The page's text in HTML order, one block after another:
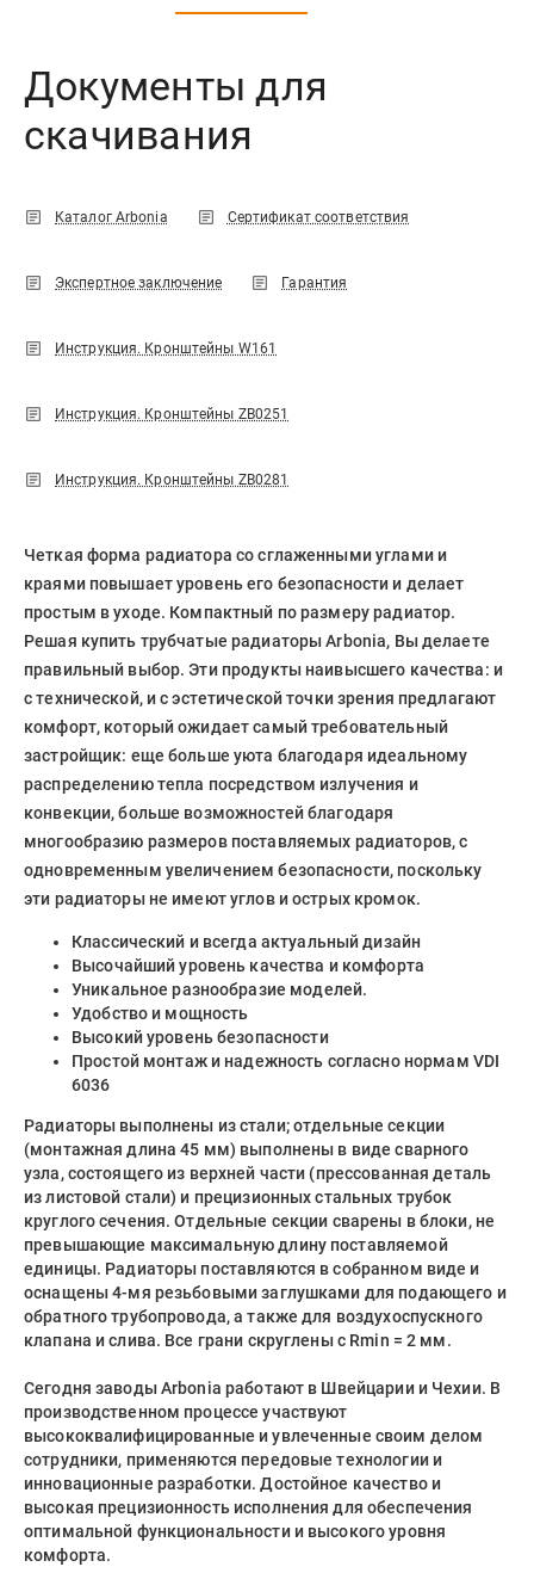
Документы для
скачивания
Каталог Arbonia Сертификат соответствия
Экспертное заключение Гарантия
Инструкция. Кронштейны W161
Инструкция. Кронштейны ZB0251
Инструкция. Кронштейны ZB0281
Четкая форма радиатора со сглаженными углами и
краями повышает уровень его безопасности и делает
простым в уходе. Компактный по размеру радиатор.
Решая купить трубчатые радиаторы Arbonia, Вы делаете
правильный выбор. Эти продукты наивысшего качества: и
с технической, и с эстетической точки зрения предлагают
комфорт, который ожидает самый требовательный
застройщик: еще больше уюта благодаря идеальному
распределению тепла посредством излучения и
конвекции, больше возможностей благодаря
многообразию размеров поставляемых радиаторов, с
одновременным увеличением безопасности, поскольку
эти радиаторы не имеют углов и острых кромок.
Классический и всегда актуальный дизайн
Высочайший уровень качества и комфорта
Уникальное разнообразие моделей.
Удобство и мощность
Высокий уровень безопасности
Простой монтаж и надежность согласно нормам VDI
6036
Радиаторы выполнены из стали; отдельные секции
(монтажная длина 45 мм) выполнены в виде сварного
узла, состоящего из верхней части (прессованная деталь
из листовой стали) и прецизионных стальных трубок
круглого сечения. Отдельные секции сварены в блоки, не
превышающие максимальную длину поставляемой
единицы. Радиаторы поставляются в собранном виде и
оснащены 4-мя резьбовыми заглушками для подающего и
обратного трубопровода, а также для воздухоспускного
клапана и слива. Все грани скруглены с Rmin = 2 мм.
Сегодня заводы Arbonia работают в Швейцарии и Чехии. В
производственном процессе участвуют
высококвалифицированные и увлеченные своим делом
сотрудники, применяются передовые технологии и
инновационные разработки. Достойное качество и
высокая прецизионность исполнения для обеспечения
оптимальной функциональности и высокого уровня
комфорта.